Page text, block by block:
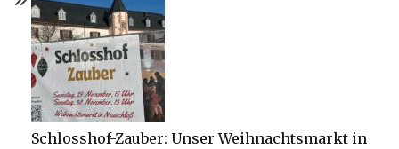
Schlosshof-Zauber: Unser Weihnachtsmarkt in